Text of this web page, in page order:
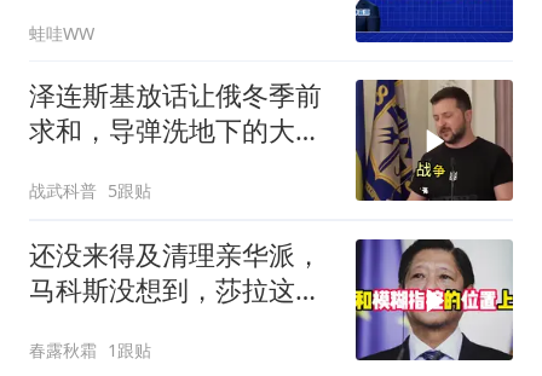
延廷｜辣晚报20260806
蛙哇WW
泽连斯基放话让俄冬季前
求和，导弹洗地下的大饼
战武科普 5跟贴
还没来得及清理亲华派，
马科斯没想到，莎拉这次
春露秋霜 1跟贴